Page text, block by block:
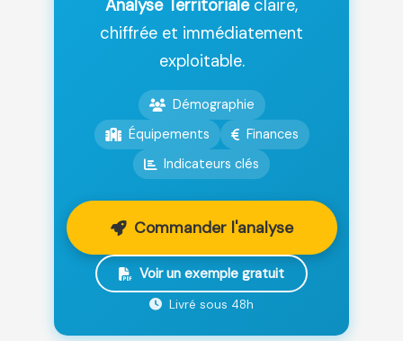
Analyse Territorialeclaire,
chiffrée et immédiatement
exploitable.
Démographie
Équipements
Finances
Indicateurs clés
Commander l'analyse
Voir un exemple gratuit
Livré sous 48h